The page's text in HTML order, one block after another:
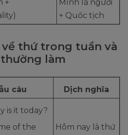
+
Mình là người
+ Quốc tịch
về thứ trong tuần và
làm
câu Dịch nghĩa
is it today?
of the
Hôm nay là thứ